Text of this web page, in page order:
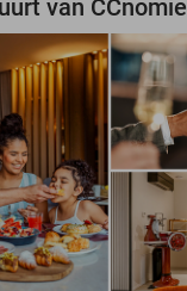
van CCnomie